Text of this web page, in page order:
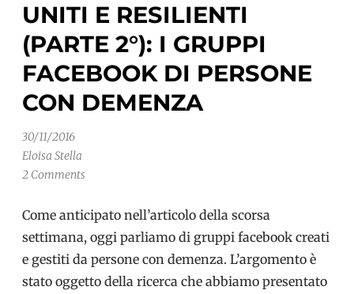
UNITI E RESILIENTI
(PARTE 2°): I GRUPPI
FACEBOOK DI PERSONE
CON DEMENZA
30/11/2016
Eloisa Stella
2 Comments
Come anticipato nell’articolo della scorsa
settimana, oggi parliamo di gruppi facebook creati
e gestiti da persone con demenza. L’argomento è
stato oggetto della ricerca che abbiamo presentato